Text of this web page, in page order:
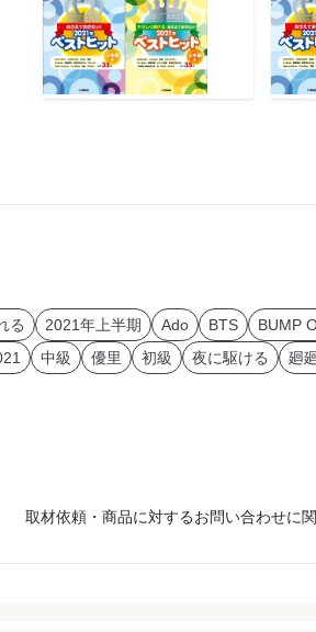
る 2021年上半期 Ado BTS BUMP
中級 優里 初級 夜に駆ける 廻
取材依頼・商品に対するお問い合わせに